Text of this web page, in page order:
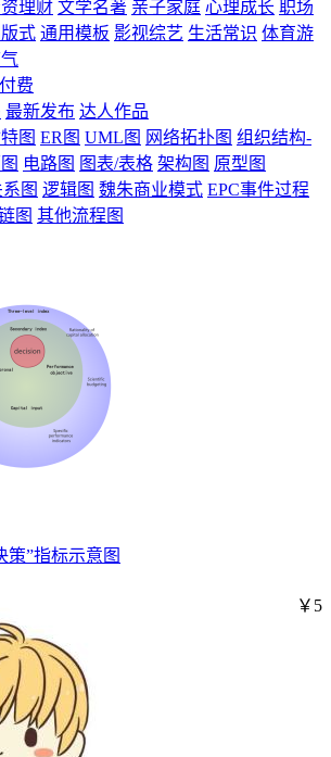
理财 文学名著 亲子家庭 心理成长 职场
式 通用模板 影视综艺 生活常识 体育游
付费
最新发布 达人作品
图 ER图 UML图 网络拓扑图 组织结构-
电路图 图表/表格 架构图 原型图
图 逻辑图 魏朱商业模式 EPC事件过程
图 其他流程图
策”指标示意图
￥5